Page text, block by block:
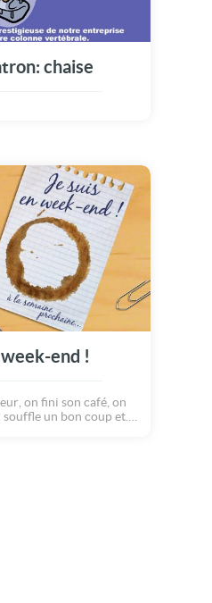
chaise
end !
on fini son café, on
un bon coup et...